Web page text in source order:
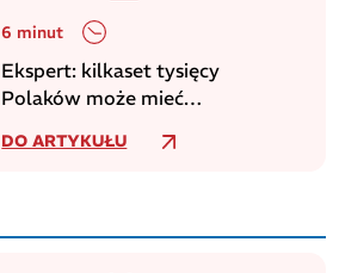
6 minut
Ekspert: kilkaset tysięcy
Polaków może mieć
DO ARTYKUŁU